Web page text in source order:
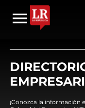
¡Conozca la información